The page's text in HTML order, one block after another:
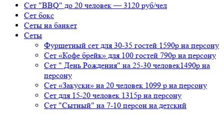
Сет "BBQ" до 20 человек — 3120 руб/чел
Сет бокс
Сеты на банкет
Сеты
Фуршетный сет для 30-35 гостей 1590р на персону
Сет «Кофе брейк» для 100 гостей 790р на персону
Сет " День Рождения" на 25-30 человек1490р на
персону
Сет «Закуски» на 20 человек 1099 р на персону
Сет для 15-20 человек 1315р на персону
Сет "Сытный" на 7-10 персон на детский